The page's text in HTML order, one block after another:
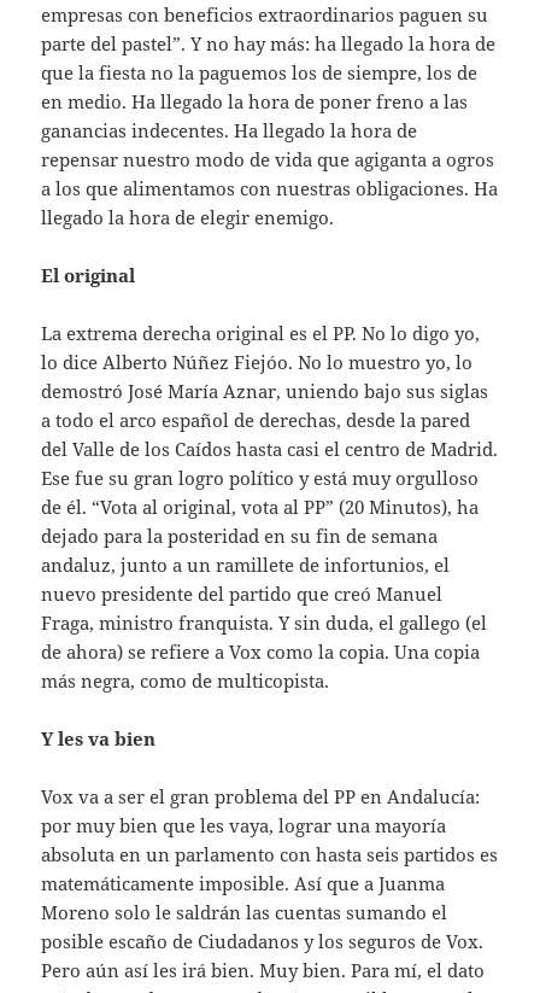
empresas con beneficios extraordinarios paguen su
parte del pastel”. Y no hay más: ha llegado la hora de
que la fiesta no la paguemos los de siempre, los de
en medio. Ha llegado la hora de poner freno a las
ganancias indecentes. Ha llegado la hora de
repensar nuestro modo de vida que agiganta a ogros
a los que alimentamos con nuestras obligaciones. Ha
llegado la hora de elegir enemigo.
El original
La extrema derecha original es el PP. No lo digo yo,
lo dice Alberto Núñez Fiejóo. No lo muestro yo, lo
demostró José María Aznar, uniendo bajo sus siglas
a todo el arco español de derechas, desde la pared
del Valle de los Caídos hasta casi el centro de Madrid.
Ese fue su gran logro político y está muy orgulloso
de él. “Vota al original, vota al PP” (20 Minutos), ha
dejado para la posteridad en su fin de semana
andaluz, junto a un ramillete de infortunios, el
nuevo presidente del partido que creó Manuel
Fraga, ministro franquista. Y sin duda, el gallego (el
de ahora) se refiere a Vox como la copia. Una copia
más negra, como de multicopista.
Y les va bien
Vox va a ser el gran problema del PP en Andalucía:
por muy bien que les vaya, lograr una mayoría
absoluta en un parlamento con hasta seis partidos es
matemáticamente imposible. Así que a Juanma
Moreno solo le saldrán las cuentas sumando el
posible escaño de Ciudadanos y los seguros de Vox.
Pero aún así les irá bien. Muy bien. Para mí, el dato